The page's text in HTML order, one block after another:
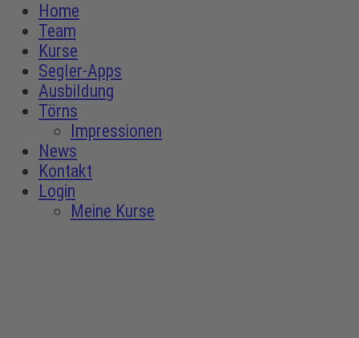
Home
Team
Kurse
Segler-Apps
Ausbildung
Törns
Impressionen
News
Kontakt
Login
Meine Kurse